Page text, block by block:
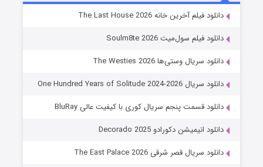
خاندان اژدها فصل ۳
جادوگری در مغولستان
دانلود فیلم آخرین خانه The Last House 2026
دانلود فیلم سول‌میت Soulm8te 2026
دانلود سریال وستی‌ها The Westies 2026
دانلود سریال One Hundred Years of Solitude 2024-2026
دانلود قسمت پنجم سریال کوری با کیفیت عالی BluRay
دانلود انیمیشن دکورادو Decorado 2025
دانلود سریال قصر شرقی The East Palace 2026